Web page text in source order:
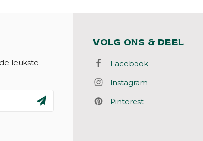
leukste
VOLG ONS & DEEL
Facebook
Instagram
Pinterest